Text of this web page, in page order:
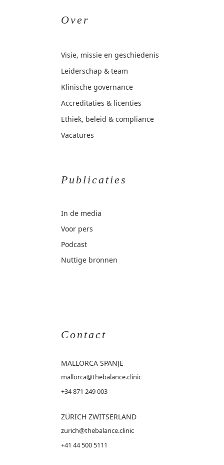
Over
Visie, missie en geschiedenis
Leiderschap & team
Klinische governance
Accreditaties & licenties
Ethiek, beleid & compliance
Vacatures
Publicaties
In de media
Voor pers
Podcast
Nuttige bronnen
Contact
MALLORCA SPANJE
mallorca@thebalance.clinic
+34 871 249 003
ZÜRICH ZWITSERLAND
zurich@thebalance.clinic
+41 44 500 5111